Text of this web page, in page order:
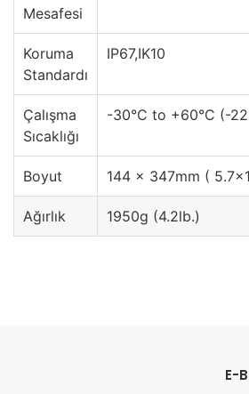
Mesafesi
Koruma
Standardı
IP67,IK10
Çalışma
Sıcaklığı
-30°C to +60°C (-
Boyut 144 × 347mm (
Ağırlık 1950g (4.2lb.)
Ürün resmi kalitesiz, bozuk veya
E-